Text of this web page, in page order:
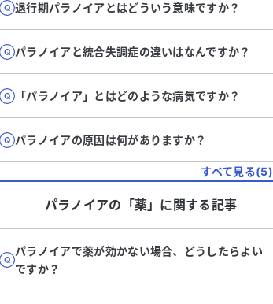
退行期パラノイアとはどういう意味ですか？
パラノイアと統合失調症の違いはなんですか？
「パラノイア」とはどのような病気ですか？
パラノイアの原因は何がありますか？
すべて見る(5)
パラノイアの「薬」に関する記事
パラノイアで薬が効かない場合、どうしたらよい
ですか？